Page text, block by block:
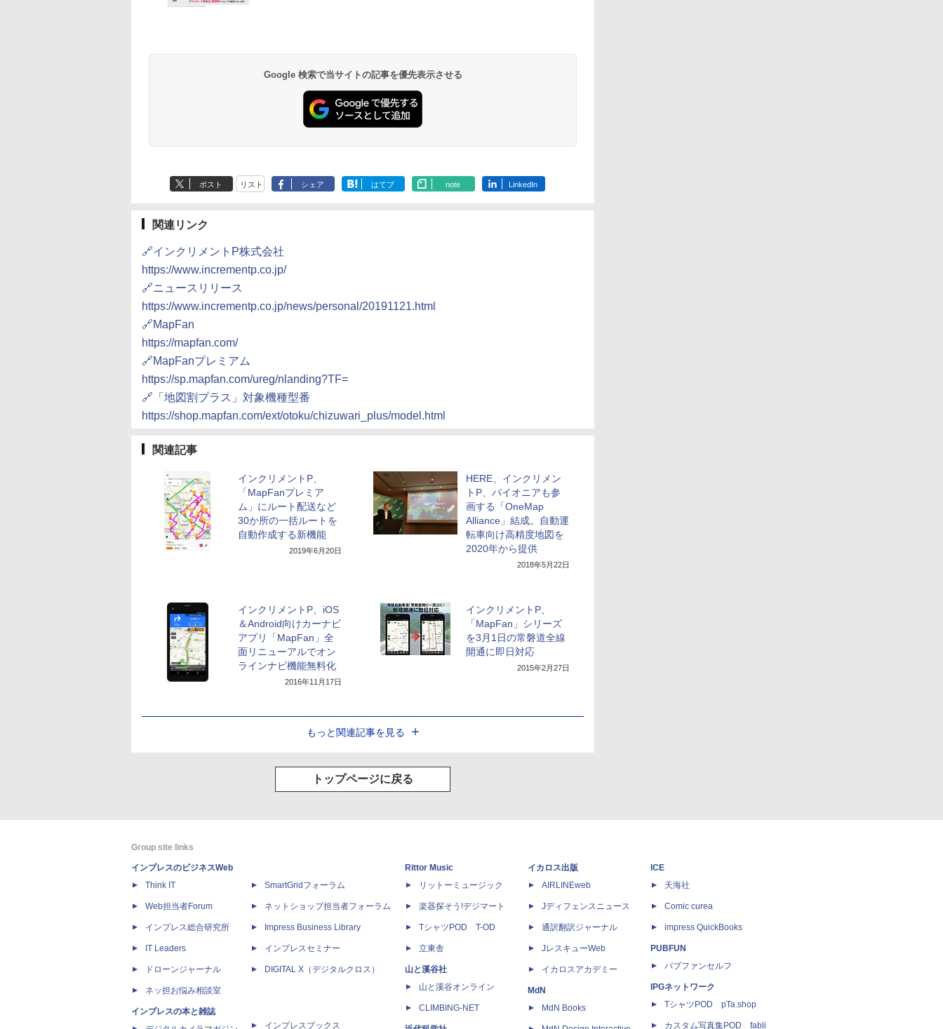
Google 検索で当サイトの記事を優先表示させる
ポスト リスト シェア はてブ note LinkedIn
関連リンク
🔗インクリメントP株式会社
https://www.incrementp.co.jp/
🔗ニュースリリース
https://www.incrementp.co.jp/news/personal/20191121.html
🔗MapFan
https://mapfan.com/
🔗MapFanプレミアム
https://sp.mapfan.com/ureg/nlanding?TF=
🔗「地図割プラス」対象機種型番
https://shop.mapfan.com/ext/otoku/chizuwari_plus/model.html
関連記事
インクリメントP、
「MapFanプレミア
ム」にルート配送など
30か所の一括ルートを
自動作成する新機能
2019年6月20日
HERE、インクリメン
トP、パイオニアも参
画する「OneMap
Alliance」結成。自動運
転車向け高精度地図を
2020年から提供
2018年5月22日
インクリメントP、iOS
＆Android向けカーナビ
アプリ「MapFan」全
面リニューアルでオン
ラインナビ機能無料化
2016年11月17日
インクリメントP、
「MapFan」シリーズ
を3月1日の常磐道全線
開通に即日対応
2015年2月27日
もっと関連記事を見る
トップページに戻る
Group site links
インプレスのビジネスWeb
Think IT
Web担当者Forum
インプレス総合研究所
IT Leaders
ドローンジャーナル
ネッ担お悩み相談室
インプレスの本と雑誌
SmartGridフォーラム
ネットショップ担当者フォーラム
Impress Business Library
インプレスセミナー
DIGITAL X（デジタルクロス）
インプレスブックス
Rittor Music
リットーミュージック
楽器探そう!デジマート
TシャツPOD T-OD
立東舎
山と溪谷社
山と溪谷オンライン
CLIMBING-NET
イカロス出版
AIRLINEweb
Jディフェンスニュース
通訳翻訳ジャーナル
JレスキューWeb
イカロスアカデミー
MdN
MdN Books
ICE
天海社
Comic curea
impress QuickBooks
PUBFUN
パブファンセルフ
IPGネットワーク
TシャツPOD pTa.shop
カスタム写真集POD fabli